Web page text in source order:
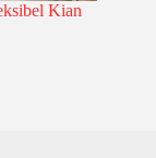
Kian